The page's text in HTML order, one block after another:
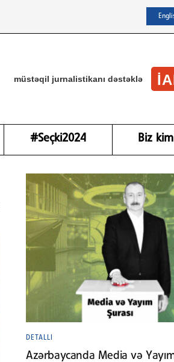
müstəqil jurnalistikanı dəstəklə
#Seçki2024 Biz
DETALLI
Azərbaycanda Media və Yayım